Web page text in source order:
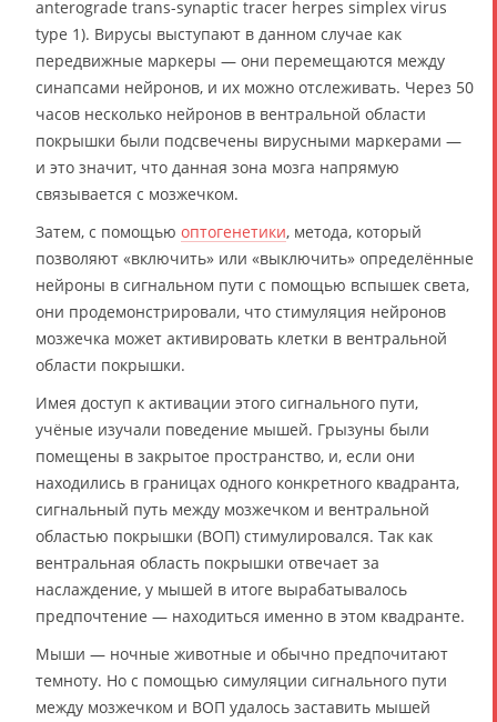
anterograde trans-synaptic tracer herpes simplex virus
type 1). Вирусы выступают в данном случае как
передвижные маркеры — они перемещаются между
синапсами нейронов, и их можно отслеживать. Через 50
часов несколько нейронов в вентральной области
покрышки были подсвечены вирусными маркерами —
и это значит, что данная зона мозга напрямую
связывается с мозжечком.
Затем, с помощью оптогенетики, метода, который
позволяют «включить» или «выключить» определённые
нейроны в сигнальном пути с помощью вспышек света,
они продемонстрировали, что стимуляция нейронов
мозжечка может активировать клетки в вентральной
области покрышки.
Имея доступ к активации этого сигнального пути,
учёные изучали поведение мышей. Грызуны были
помещены в закрытое пространство, и, если они
находились в границах одного конкретного квадранта,
сигнальный путь между мозжечком и вентральной
областью покрышки (ВОП) стимулировался. Так как
вентральная область покрышки отвечает за
наслаждение, у мышей в итоге вырабатывалось
предпочтение — находиться именно в этом квадранте.
Мыши — ночные животные и обычно предпочитают
темноту. Но с помощью симуляции сигнального пути
между мозжечком и ВОП удалось заставить мышей